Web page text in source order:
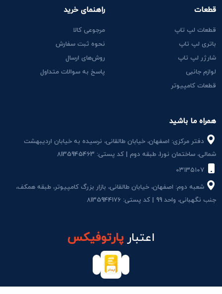
همراه ما باشید
دفتر مرکزی: اصفهان، خیابان طالقانی، نرسیده به خیابان اردیبهشت
شمالی، ساختمان نور1، طبقه دوم | کد پستی: 8135945463
شعبه دوم: اصفهان، خیابان طالقانی، بازار بزرگ کامپیوتر، طبقه همکف،
جنب نگهبانی، واحد 99 | کد پستی: 8135944176
قطعات
قطعات لپ تاپ
باتری لپ تاپ
شارژر لپ تاپ
لوازم جانبی
قطعات کامپیوتر
راهنمای خرید
مرجوعی کالا
نحوه ثبت سفارش
روش‌های ارسال
پاسخ به سوالات متداول
اعتبارپارتوفیکس